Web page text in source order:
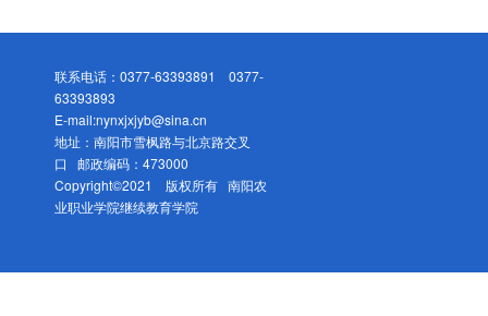
联系电话：0377-63393891 0377-
63393893
E-mail:nynxjxjyb@sina.cn
地址：南阳市雪枫路与北京路交叉
口 邮政编码：473000
Copyright©2021 版权所有 南阳农
业职业学院继续教育学院